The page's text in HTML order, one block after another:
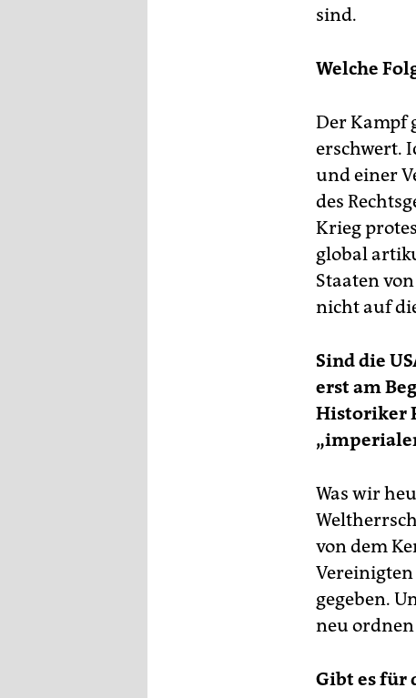
sind.
Welche
Der Kampf
erschwert.
und einer
des
Krieg
global
Staaten
nicht auf
Sind die
erst am
Historiker
Was wir
von dem
Vereinigten
gegeben.
neu
Gibt es für